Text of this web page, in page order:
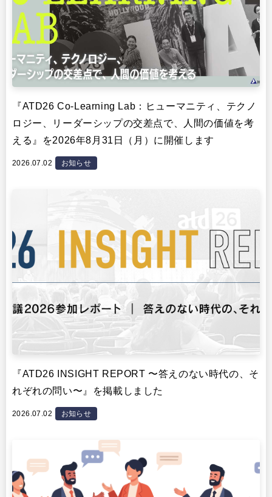
『ATD26 Co-Learning Lab：ヒューマニティ、テクノ
ロジー、リーダーシップの交差点で、人間の価値を考
える』を2026年8月31日（月）に開催します
2026.07.02 お知らせ
『ATD26 INSIGHT REPORT 〜答えのない時代の、そ
れぞれの問い〜』を掲載しました
2026.07.02 お知らせ